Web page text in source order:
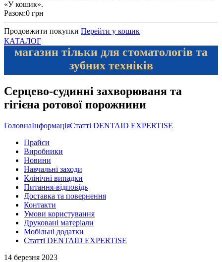
«У кошик».
Разом:0 грн
Продовжити покупки Перейти у кошик
КАТАЛОГ
магазин тільки для стоматологів та
зубних техніків
Серцево-судинні захворюваня та
гігієна ротової порожнини
ГоловнаІнформаціяСтатті DENTAID EXPERTISE
Прайси
Виробники
Новини
Навчальні заходи
Клінічні випадки
Питання-відповідь
Доставка та повернення
Контакти
Умови користування
Друковані матеріали
Мобільні додатки
Статті DENTAID EXPERTISE
14 березня 2023